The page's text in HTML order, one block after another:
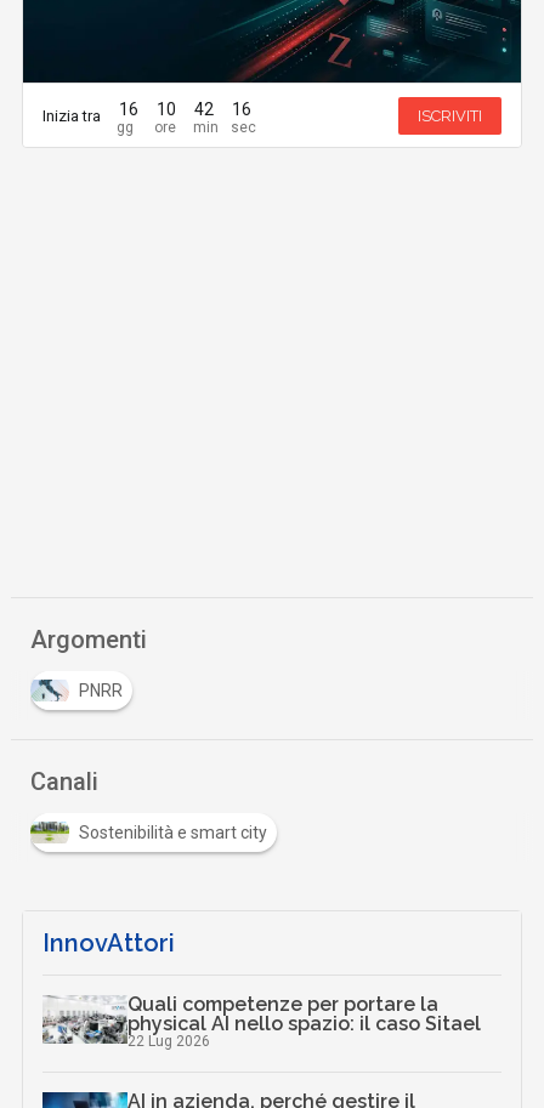
Inizia tra 16 10 42 16 ISCRIVITI
Argomenti
PNRR
Canali
Sostenibilità e smart city
InnovAttori
Quali competenze per portare la
physical AI nello spazio: il caso Sitael
22 Lug 2026
AI in azienda, perché gestire il